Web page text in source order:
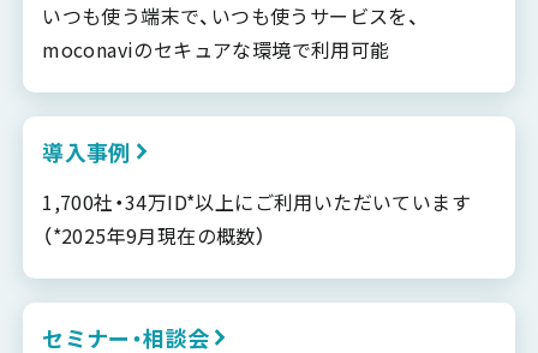
いつも使う端末で、いつも使うサービスを、
moconaviのセキュアな環境で利用可能
導入事例
1,700社・34万ID*以上にご利用いただいています
（*2025年9月現在の概数）
セミナー・相談会